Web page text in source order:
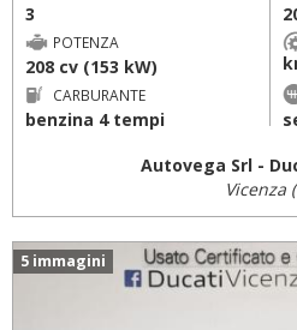
3
POTENZA
208 cv (153 kW)
CARBURANTE
benzina 4 tempi
Autovega Srl -
Vicenza
5 immagini